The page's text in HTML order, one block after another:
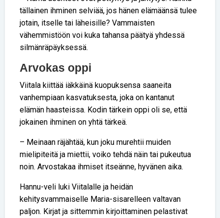
tällainen ihminen selviää, jos hänen elämäänsä tulee
jotain, itselle tai läheisille? Vammaisten
vähemmistöön voi kuka tahansa päätyä yhdessä
silmänräpäyksessä.
Arvokas oppi
Viitala kiittää iäkkäinä kuopuksensa saaneita
vanhempiaan kasvatuksesta, joka on kantanut
elämän haasteissa. Kodin tärkein oppi oli se, että
jokainen ihminen on yhtä tärkeä.
– Meinaan räjähtää, kun joku murehtii muiden
mielipiteitä ja miettii, voiko tehdä näin tai pukeutua
noin. Arvostakaa ihmiset itseänne, hyvänen aika.
Hannu-veli luki Viitalalle ja heidän
kehitysvammaiselle Maria-sisarelleen valtavan
paljon. Kirjat ja sittemmin kirjoittaminen pelastivat